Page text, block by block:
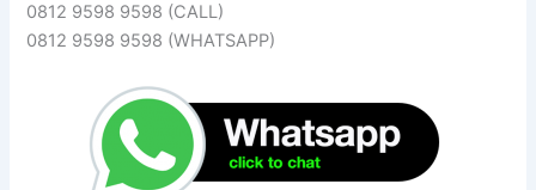
0812 9598 9598 (CALL)
0812 9598 9598 (WHATSAPP)